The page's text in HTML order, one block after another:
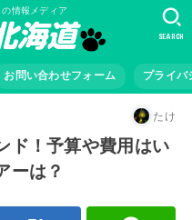
情報メディア
お問い合わせフォーム プライバ
SEARCH
たけ
ド！予算や費用はい
ーは？